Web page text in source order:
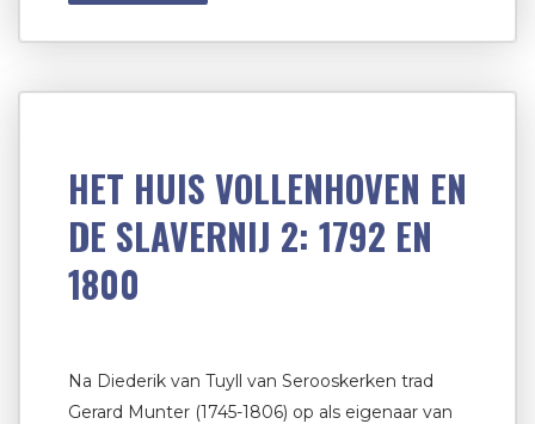
HET HUIS VOLLENHOVEN EN
DE SLAVERNIJ 2: 1792 EN
1800
Na Diederik van Tuyll van Serooskerken trad
Gerard Munter (1745-1806) op als eigenaar van